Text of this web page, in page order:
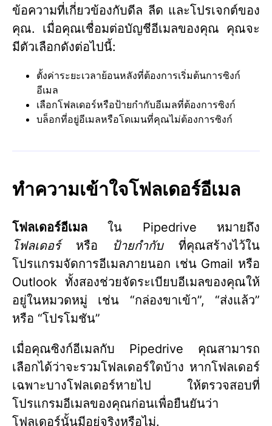
ข้อความที่เกี่ยวข้องกับดีล ลีด และโปรเจกต์ของ
คุณ. เมื่อคุณเชื่อมต่อบัญชีอีเมลของคุณ คุณจะ
มีตัวเลือกดังต่อไปนี้:
ตั้งค่าระยะเวลาย้อนหลังที่ต้องการเริ่มต้นการซิงก์
อีเมล
เลือกโฟลเดอร์หรือป้ายกำกับอีเมลที่ต้องการซิงก์
บล็อกที่อยู่อีเมลหรือโดเมนที่คุณไม่ต้องการซิงก์
ทำความเข้าใจโฟลเดอร์อีเมล
โฟลเดอร์อีเมล ใน Pipedrive หมายถึง
โฟลเดอร์หรือ ป้ายกำกับที่คุณสร้างไว้ใน
โปรแกรมจัดการอีเมลภายนอก เช่น Gmail หรือ
Outlook ทั้งสองช่วยจัดระเบียบอีเมลของคุณให้
อยู่ในหมวดหมู่ เช่น “กล่องขาเข้า”, “ส่งแล้ว”
หรือ “โปรโมชัน”
เมื่อคุณซิงก์อีเมลกับ Pipedrive คุณสามารถ
เลือกได้ว่าจะรวมโฟลเดอร์ใดบ้าง หากโฟลเดอร์
เฉพาะบางโฟลเดอร์หายไป ให้ตรวจสอบที่
โปรแกรมอีเมลของคุณก่อนเพื่อยืนยันว่า
โฟลเดอร์นั้นมีอยู่จริงหรือไม่.